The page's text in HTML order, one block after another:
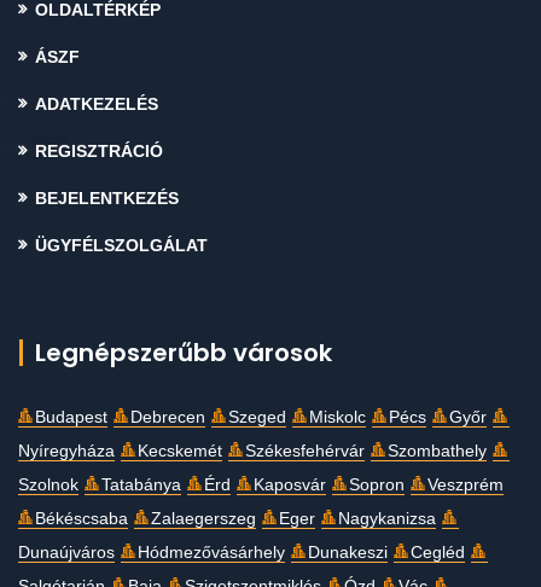
OLDALTÉRKÉP
ÁSZF
ADATKEZELÉS
REGISZTRÁCIÓ
BEJELENTKEZÉS
ÜGYFÉLSZOLGÁLAT
Legnépszerűbb városok
Budapest Debrecen Szeged Miskolc Pécs
Győr
Nyíregyháza
Kecskemét Székesfehérvár
Szombathely
Szolnok
Tatabánya Érd Kaposvár Sopron
Veszprém
Békéscsaba
Zalaegerszeg Eger
Nagykanizsa
Dunaújváros
Hódmezővásárhely Dunakeszi
Cegléd